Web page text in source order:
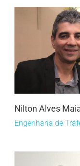
Nilton Alves
Engenharia de